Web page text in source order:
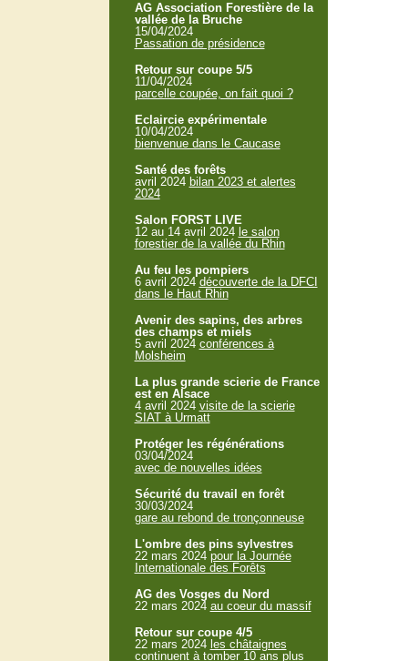
AG Association Forestière de la
vallée de la Bruche
15/04/2024
Passation de présidence
Retour sur coupe 5/5
11/04/2024
parcelle coupée, on fait quoi ?
Eclaircie expérimentale
10/04/2024
bienvenue dans le Caucase
Santé des forêts
avril 2024 bilan 2023 et alertes
2024
Salon FORST LIVE
12 au 14 avril 2024 le salon
forestier de la vallée du Rhin
Au feu les pompiers
6 avril 2024 découverte de la DFCI
dans le Haut Rhin
Avenir des sapins, des arbres
des champs et miels
5 avril 2024 conférences à
Molsheim
La plus grande scierie de France
est en Alsace
4 avril 2024 visite de la scierie
SIAT à Urmatt
Protéger les régénérations
03/04/2024
avec de nouvelles idées
Sécurité du travail en forêt
30/03/2024
gare au rebond de tronçonneuse
L'ombre des pins sylvestres
22 mars 2024 pour la Journée
Internationale des Forêts
AG des Vosges du Nord
22 mars 2024 au coeur du massif
Retour sur coupe 4/5
22 mars 2024 les châtaignes
continuent à tomber 10 ans plus